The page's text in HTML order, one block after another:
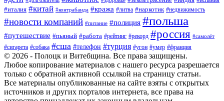
#италия #китай #контрабанда #кража #литва #наркотик #недвижимость
#новости компаний #питание #полиция #польша
#путешествие #пьяный #работа #рейтинг #рекорд #россия #самолёт
#сигарета #собака #сша #телефон #турция #угон #умер #франция
© 2026 - Полоцк и Витебщина. Все права защищены.
Любое копирование материалов с нашего ресурса разрешается
только с обратной активной ссылкой на страницу статьи.
Все материалы опубликованные на сайте взяты с открытых
источников и других порталов интернета, все права на